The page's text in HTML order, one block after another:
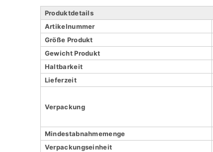
Produktdetails
Artikel­nummer
Größe Produkt
Gewicht Produkt
Haltbar­keit
Lieferzeit
Verpackung
Mindestabnahmemenge
Verpackungs­einheit